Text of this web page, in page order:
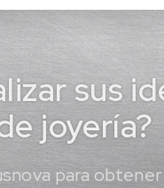
sus
joyería?
para